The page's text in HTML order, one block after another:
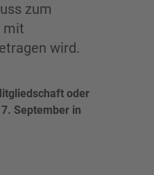
zum
mit
wird.
oder
September in